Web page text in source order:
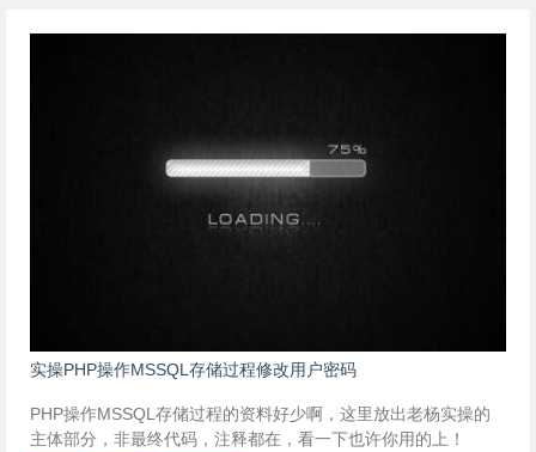
实操PHP操作MSSQL存储过程修改用户密码
PHP操作MSSQL存储过程的资料好少啊，这里放出老杨实操的
主体部分，非最终代码，注释都在，看一下也许你用的上！